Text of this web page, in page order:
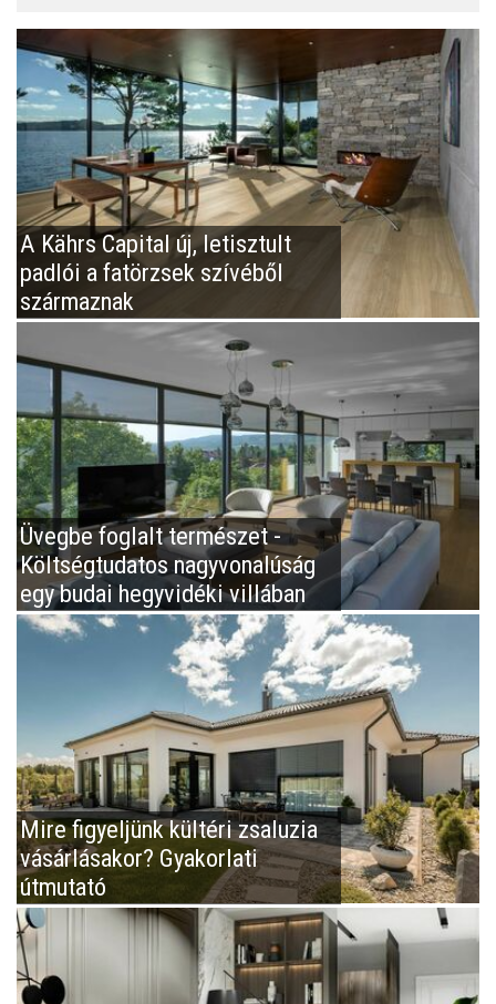
A Kährs Capital új, letisztult
padlói a fatörzsek szívéből
származnak
Üvegbe foglalt természet -
Költségtudatos nagyvonalúság
egy budai hegyvidéki villában
Mire figyeljünk kültéri zsaluzia
vásárlásakor? Gyakorlati
útmutató